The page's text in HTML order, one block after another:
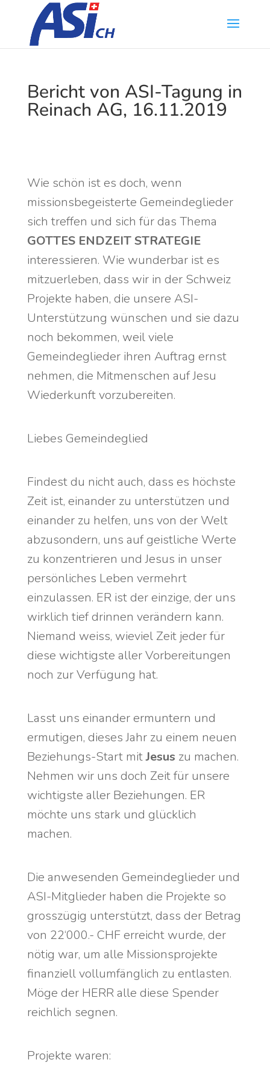
Bericht von ASI-Tagung in
Reinach AG, 16.11.2019
Wie schön ist es doch, wenn
missionsbegeisterte Gemeindeglieder
sich treffen und sich für das Thema
GOTTES ENDZEIT STRATEGIE
interessieren. Wie wunderbar ist es
mitzuerleben, dass wir in der Schweiz
Projekte haben, die unsere ASI-
Unterstützung wünschen und sie dazu
noch bekommen, weil viele
Gemeindeglieder ihren Auftrag ernst
nehmen, die Mitmenschen auf Jesu
Wiederkunft vorzubereiten.
Liebes Gemeindeglied
Findest du nicht auch, dass es höchste
Zeit ist, einander zu unterstützen und
einander zu helfen, uns von der Welt
abzusondern, uns auf geistliche Werte
zu konzentrieren und Jesus in unser
persönliches Leben vermehrt
einzulassen. ER ist der einzige, der uns
wirklich tief drinnen verändern kann.
Niemand weiss, wieviel Zeit jeder für
diese wichtigste aller Vorbereitungen
noch zur Verfügung hat.
Lasst uns einander ermuntern und
ermutigen, dieses Jahr zu einem neuen
Beziehungs-Start mitJesus zu machen.
Nehmen wir uns doch Zeit für unsere
wichtigste aller Beziehungen. ER
möchte uns stark und glücklich
machen.
Die anwesenden Gemeindeglieder und
ASI-Mitglieder haben die Projekte so
grosszügig unterstützt, dass der Betrag
von 22‘000.- CHF erreicht wurde, der
nötig war, um alle Missionsprojekte
finanziell vollumfänglich zu entlasten.
Möge der HERR alle diese Spender
reichlich segnen.
Projekte waren: